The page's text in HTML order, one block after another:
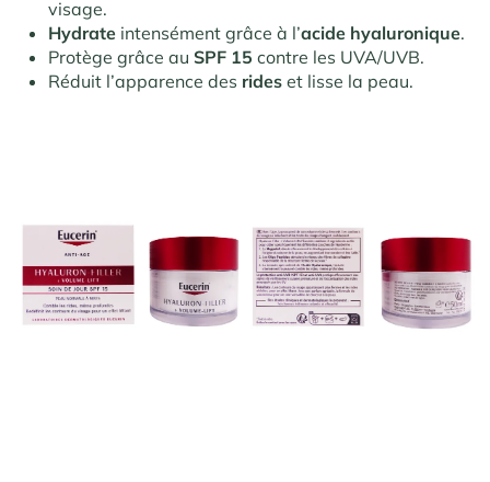
visage.
Hydrate intensément grâce à l’acide hyaluronique.
Protège grâce au SPF 15 contre les UVA/UVB.
Réduit l’apparence des rides et lisse la peau.